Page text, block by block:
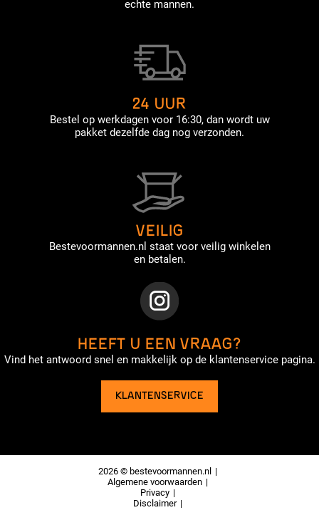
echte mannen.
24 UUR
Bestel op werkdagen voor 16:30, dan wordt uw
pakket dezelfde dag nog verzonden.
VEILIG
Bestevoormannen.nl staat voor veilig winkelen
en betalen.
HEEFT U EEN VRAAG?
Vind het antwoord snel en makkelijk op de klantenservice pagina.
KLANTENSERVICE
2026 © bestevoormannen.nl
Algemene voorwaarden
Privacy
Disclaimer